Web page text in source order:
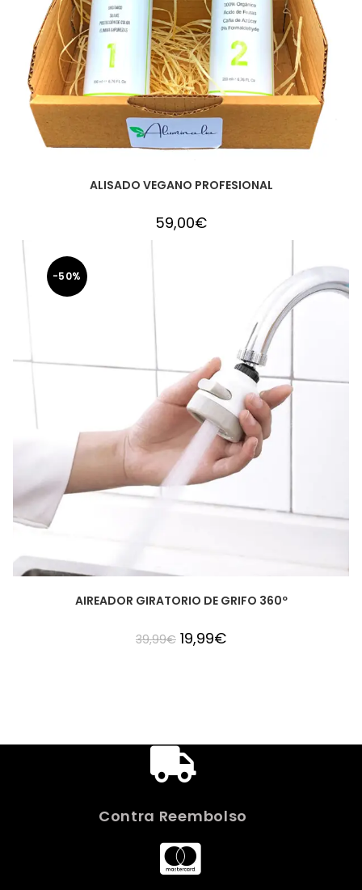
ALISADO VEGANO PROFESIONAL
59,00€
-50%
AIREADOR GIRATORIO DE GRIFO 360º
39,99€ 19,99€
Contra Reembolso